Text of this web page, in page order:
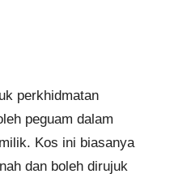
perkhidmatan
peguam dalam
Kos ini biasanya
dan boleh dirujuk